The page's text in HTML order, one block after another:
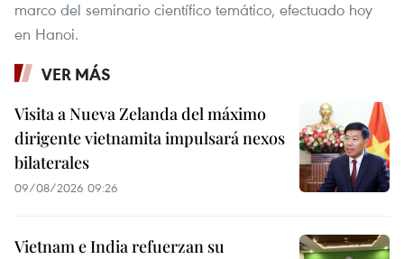
marco del seminario científico temático, efectuado hoy
en Hanoi.
VER MÁS
Visita a Nueva Zelanda del máximo
dirigente vietnamita impulsará nexos
bilaterales
09/08/2026 09:26
Vietnam e India refuerzan su